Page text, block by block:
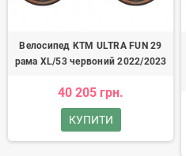
Велосипед KTM ULTRA FUN 29
рама XL/53 червоний 2022/2023
40 205 грн.
КУПИТИ